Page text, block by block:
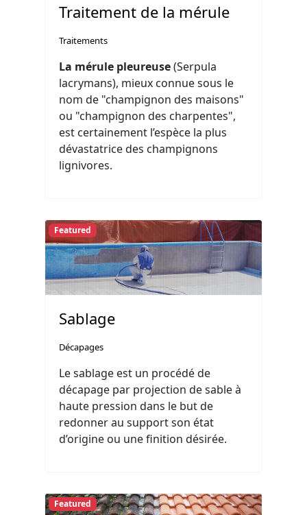
Traitement de la mérule
Traitements
La mérule pleureuse(Serpula
lacrymans), mieux connue sous le
nom de "champignon des maisons"
ou "champignon des charpentes",
est certainement l’espèce la plus
dévastatrice des champignons
lignivores.
Featured
Sablage
Décapages
Le sablage est un procédé de
décapage par projection de sable à
haute pression dans le but de
redonner au support son état
d’origine ou une finition désirée.
Featured